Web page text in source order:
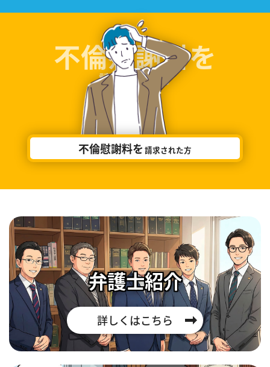
不倫慰謝料を
請求された方
不倫慰謝料を 請求された方
弁護士紹介
詳しくはこちら